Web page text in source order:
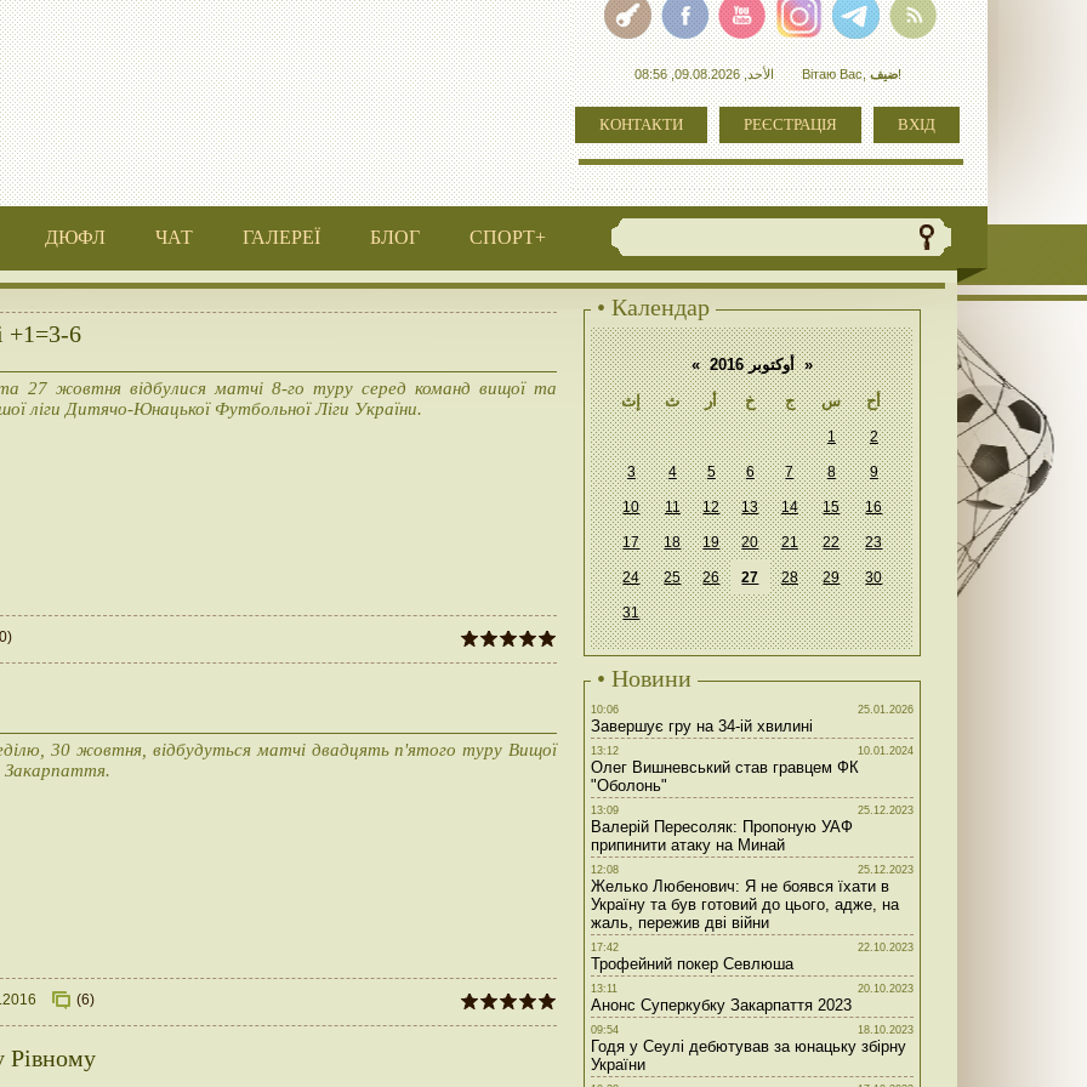
الأحد, 09.08.2026, 08:56 Вітаю Вас,ضيف!
КОНТАКТИ РЕЄСТРАЦІЯ ВХІД
ДЮФЛ ЧАТ ГАЛЕРЕЇ БЛОГ СПОРТ+
+1=3-6
27 жовтня відбулися матчі 8-го туру серед команд вищої та
ліги Дитячо-Юнацької Футбольної Ліги України.
30 жовтня, відбудуться матчі двадцять п'ятого туру Вищої
Закарпаття.
(6)
Рівному
• Календар
« أوكتوبر 2016
»
إث
ث أر خ ج س أح
1 2
3 4 5 6 7 8 9
10 11 12 13 14 15 16
17 18 19 20 21 22 23
24 25 26 27 28 29 30
31
• Новини
10:06 25.01.2026
Завершує гру на 34-ій хвилині
13:12 10.01.2024
Олег Вишневський став гравцем ФК
"Оболонь"
13:09 25.12.2023
Валерій Пересоляк: Пропоную УАФ
припинити атаку на Минай
12:08 25.12.2023
Желько Любенович: Я не боявся їхати в
Україну та був готовий до цього, адже, на
жаль, пережив дві війни
17:42 22.10.2023
Трофейний покер Севлюша
13:11 20.10.2023
Анонс Суперкубку Закарпаття 2023
09:54 18.10.2023
Годя у Сеулі дебютував за юнацьку збірну
України